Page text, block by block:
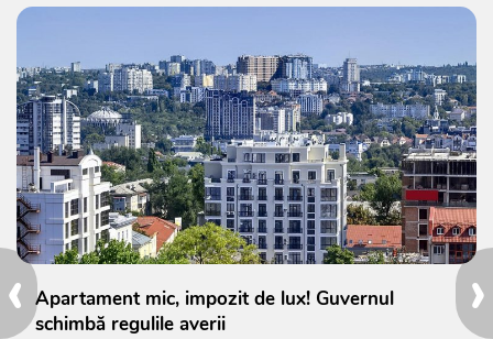
›
‹ Apartament mic, impozit de lux! Guvernul
schimbă regulile averii